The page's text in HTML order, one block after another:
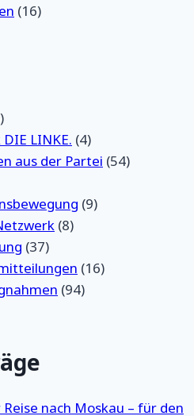
(16)
LINKE. (4)
aus der Partei (54)
(9)
(8)
(37)
(16)
(94)
nach Moskau – für den